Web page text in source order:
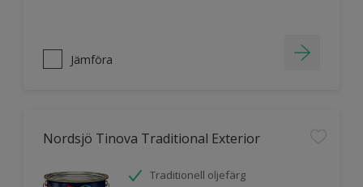
Jämföra
Nordsjö Tinova Traditional Exterior
Traditionell oljefärg